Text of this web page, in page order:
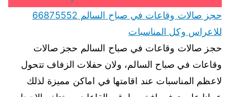
حجز صالات وقاعات في صباح السالم 66875552
للاعراس وكل المناسبات
حجز صالات وقاعات في صباح السالم حجز صالات
وقاعات في صباح السالم، ولان حفلات الزفاف تتحول
لاعظم المناسبات عند اقامتها في اماكن مميزة لذلك